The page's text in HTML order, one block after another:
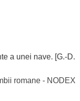
a unei nave. [G.-D.
romane - NODEX